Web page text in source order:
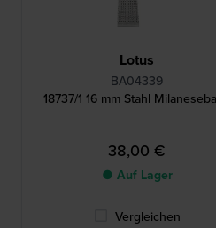
Lotus
BA04339
18737/1 16 mm Stahl
38,00 €
● Auf Lager
Vergleichen